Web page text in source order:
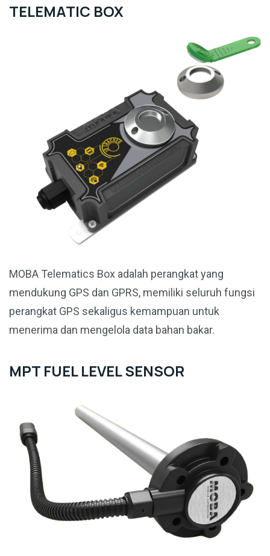
TELEMATIC BOX
MOBA Telematics Box adalah perangkat yang
mendukung GPS dan GPRS, memiliki seluruh fungsi
perangkat GPS sekaligus kemampuan untuk
menerima dan mengelola data bahan bakar.
MPT FUEL LEVEL SENSOR